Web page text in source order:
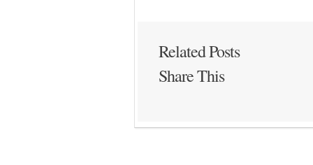
Related Posts
Share This